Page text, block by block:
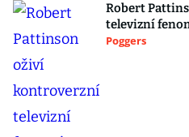
Robert
televizní
Poggers